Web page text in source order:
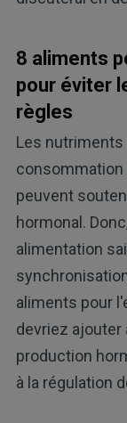
8 aliments
pour éviter
règles
Les
consommation
peuvent
hormonal.
alimentation
aliments pour
devriez ajouter
production
à la régulation